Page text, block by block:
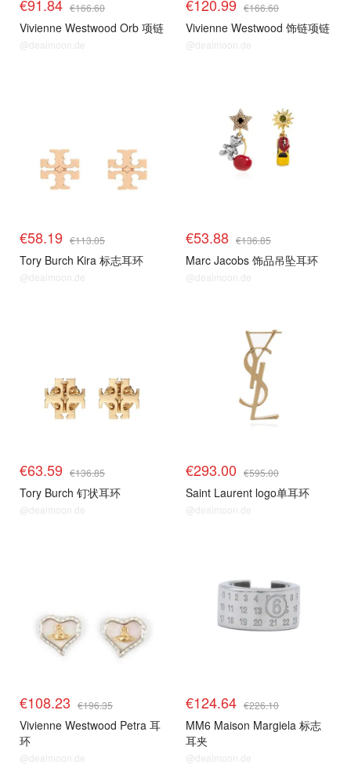
€91.84 €166.60
Vivienne Westwood Orb 项链
@dealmoon.de
€120.99 €166.60
Vivienne Westwood 饰链项链
@dealmoon.de
€58.19 €113.05
Tory Burch Kira 标志耳环
@dealmoon.de
€53.88 €136.85
Marc Jacobs 饰品吊坠耳环
@dealmoon.de
€63.59 €136.85
Tory Burch 钉状耳环
@dealmoon.de
€293.00 €595.00
Saint Laurent logo单耳环
@dealmoon.de
€108.23 €196.35
Vivienne Westwood Petra 耳
环
@dealmoon.de
€124.64 €226.10
MM6 Maison Margiela 标志
耳夹
@dealmoon.de